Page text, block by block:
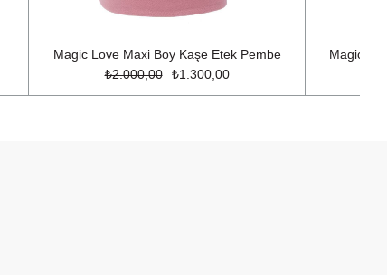
Magic Love Maxi Boy Kaşe Etek Pembe
₺1.300,00
₺2.000,00
Magic